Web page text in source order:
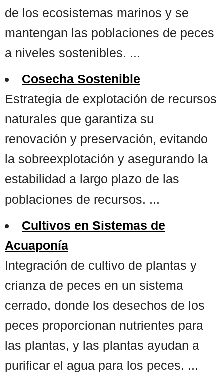
de los ecosistemas marinos y se
mantengan las poblaciones de peces
a niveles sostenibles. ...
Cosecha Sostenible
Estrategia de explotación de recursos
naturales que garantiza su
renovación y preservación, evitando
la sobreexplotación y asegurando la
estabilidad a largo plazo de las
poblaciones de recursos. ...
Cultivos en Sistemas de
Acuaponía
Integración de cultivo de plantas y
crianza de peces en un sistema
cerrado, donde los desechos de los
peces proporcionan nutrientes para
las plantas, y las plantas ayudan a
purificar el agua para los peces. ...